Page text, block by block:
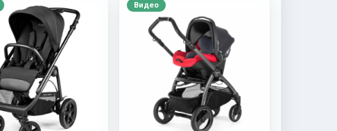
Видео